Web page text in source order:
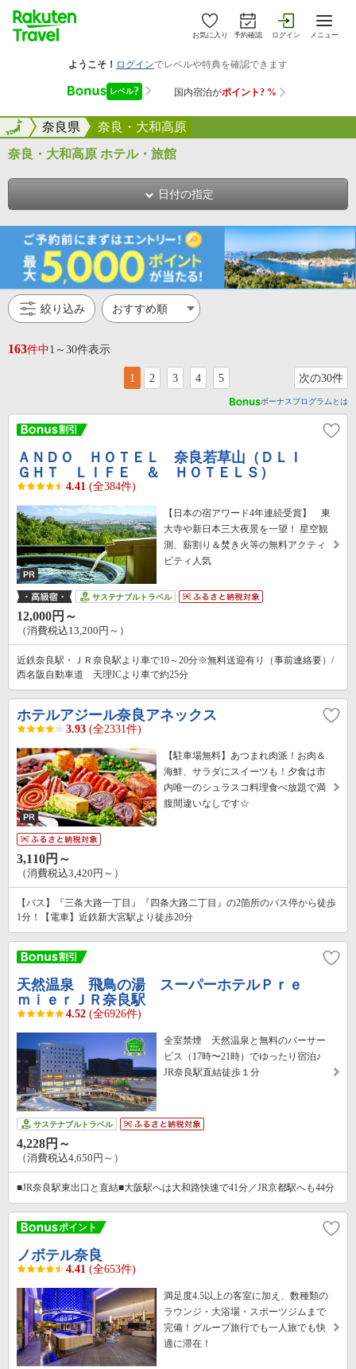
お気に入り 予約確認 ログイン メニュー
全国奈良県 奈良・大和高原
全国
奈良・大和高原 ホテル・旅館
日付の指定
絞り込み
163件中1～30件表示
1 2 3 4 5 次の30件
ボーナスプログラムとは
ＡＮＤＯ ＨＯＴＥＬ 奈良若草山（ＤＬＩ
ＧＨＴ ＬＩＦＥ ＆ ＨＯＴＥＬＳ）
4.41 (全384件)
【日本の宿アワード4年連続受賞】 東
大寺や新日本三大夜景を一望！ 星空観
測、薪割り＆焚き火等の無料アクティ
ビティ人気
サステナブルトラベル
12,000円～
（消費税込13,200円～）
近鉄奈良駅・ＪＲ奈良駅より車で10～20分※無料送迎有り（事前連絡要）/
西名阪自動車道 天理ICより車で約25分
ホテルアジール奈良アネックス
3.93 (全2331件)
【駐車場無料】あつまれ肉派！お肉＆
海鮮、サラダにスイーツも！夕食は市
内唯一のシュラスコ料理食べ放題で満
腹間違いなしです☆
3,110円～
（消費税込3,420円～）
【バス】『三条大路一丁目』『四条大路二丁目』の2箇所のバス停から徒歩
1分！【電車】近鉄新大宮駅より徒歩20分
天然温泉 飛鳥の湯 スーパーホテルＰｒｅ
ｍｉｅｒＪＲ奈良駅
4.52 (全6926件)
全室禁煙 天然温泉と無料のバーサー
ビス（17時〜21時）でゆったり宿泊♪
JR奈良駅直結徒歩１分
サステナブルトラベル
4,228円～
（消費税込4,650円～）
■JR奈良駅東出口と直結■大阪駅へは大和路快速で41分／JR京都駅へも44分
ノボテル奈良
4.41 (全653件)
満足度4.5以上の客室に加え、数種類の
ラウンジ・大浴場・スポーツジムまで
完備！グループ旅行でも一人旅でも快
適に滞在！